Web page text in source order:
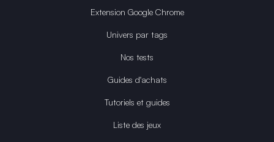
Extension Google Chrome
Univers par tags
Nos tests
Guides d'achats
Tutoriels et guides
Liste des jeux